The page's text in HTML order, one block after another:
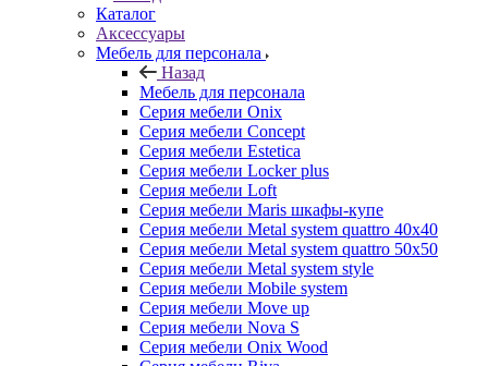
Каталог
Аксессуары
Мебель для персонала
Назад
Мебель для персонала
Серия мебели Onix
Серия мебели Concept
Серия мебели Estetica
Серия мебели Locker plus
Серия мебели Loft
Серия мебели Maris шкафы-купе
Серия мебели Metal system quattro 40x40
Серия мебели Metal system quattro 50x50
Серия мебели Metal system style
Серия мебели Mobile system
Серия мебели Move up
Серия мебели Nova S
Серия мебели Onix Wood